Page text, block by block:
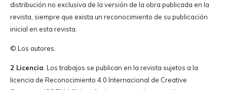
distribución no exclusiva de la versión de la obra publicada en la
revista, siempre que exista un reconocimiento de su publicación
inicial en esta revista.
© Los autores.
2 Licencia. Los trabajos se publican en la revista sujetos a la
licencia de Reconocimiento 4.0 Internacional de Creative